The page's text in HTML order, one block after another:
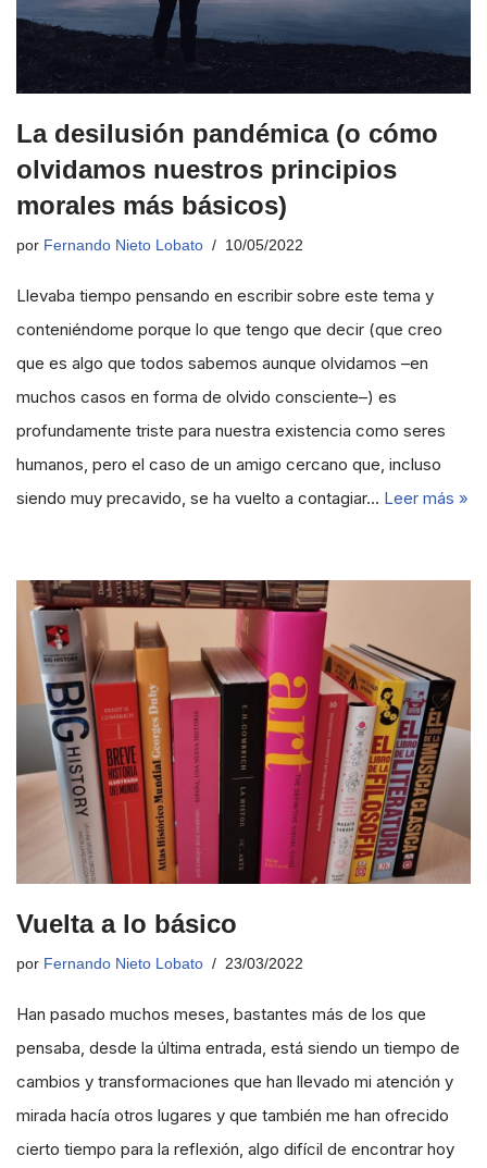
La desilusión pandémica (o cómo
olvidamos nuestros principios
morales más básicos)
por Fernando Nieto Lobato 10/05/2022
Llevaba tiempo pensando en escribir sobre este tema y
conteniéndome porque lo que tengo que decir (que creo
que es algo que todos sabemos aunque olvidamos –en
muchos casos en forma de olvido consciente–) es
profundamente triste para nuestra existencia como seres
humanos, pero el caso de un amigo cercano que, incluso
siendo muy precavido, se ha vuelto a contagiar… Leer más »
Vuelta a lo básico
por Fernando Nieto Lobato 23/03/2022
Han pasado muchos meses, bastantes más de los que
pensaba, desde la última entrada, está siendo un tiempo de
cambios y transformaciones que han llevado mi atención y
mirada hacía otros lugares y que también me han ofrecido
cierto tiempo para la reflexión, algo difícil de encontrar hoy